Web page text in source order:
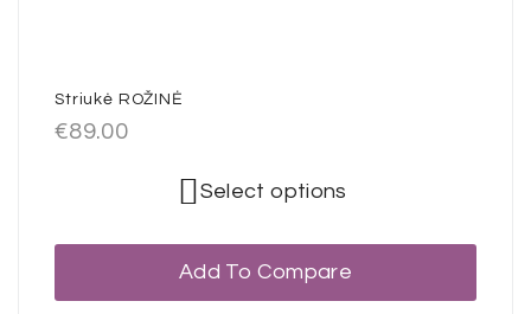
Striukė ROŽINĖ
€89.00
Select options
Add To Compare